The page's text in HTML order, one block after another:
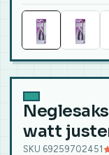
watt
SKU 69259702451